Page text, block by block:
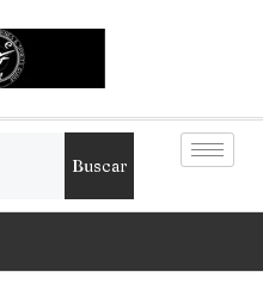
Buscar